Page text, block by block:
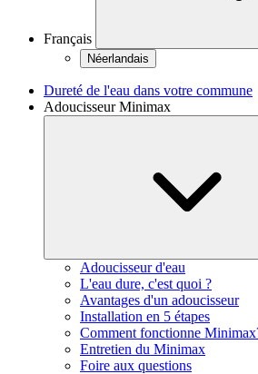
Français
Néerlandais
Dureté de l'eau dans votre commune
Adoucisseur Minimax
Adoucisseur d'eau
L'eau dure, c'est quoi ?
Avantages d'un adoucisseur
Installation en 5 étapes
Comment fonctionne
Entretien du Minimax
Foire aux questions